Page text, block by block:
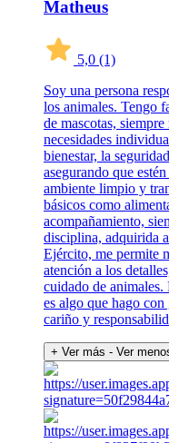
Matheus
5,0 (1)
Soy una persona
los animales. Tengo
de mascotas,
necesidades
bienestar, la
asegurando que
ambiente limpio y
básicos como
acompañamiento,
disciplina, adquirida
Ejército, me permite
atención a los
cuidado de
es algo que hago
cariño y
+ Ver más - Ver